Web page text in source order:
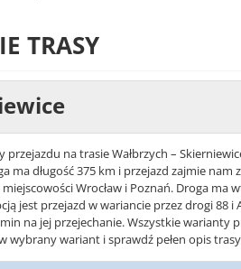
TRASY
przejazdu na trasie Wałbrzych –
ma długość 375 km i przejazd zajmie
Wrocław i Poznań. Droga ma
jest przejazd w wariancie przez drogi 88 i
na jej przejechanie. Wszystkie warianty
wybrany wariant i sprawdź pełen opis